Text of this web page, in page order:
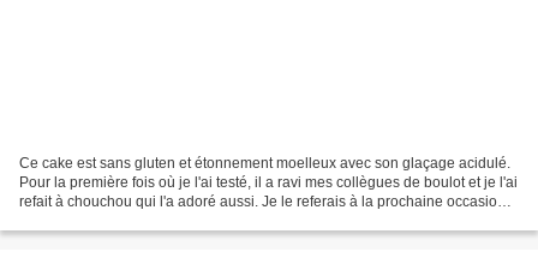
Ce cake est sans gluten et étonnement moelleux avec son glaçage acidulé.
Pour la première fois où je l'ai testé, il a ravi mes collègues de boulot et je l'ai
refait à chouchou qui l'a adoré aussi. Je le referais à la prochaine occasion